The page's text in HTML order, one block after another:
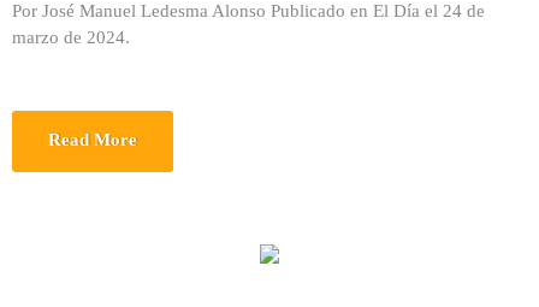
Por José Manuel Ledesma Alonso Publicado en El Día el 24 de
marzo de 2024.
Read More